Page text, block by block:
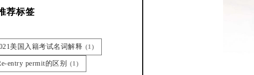
荐标签
美国入籍考试名词解释 (1)
entry permit的区别 (1)